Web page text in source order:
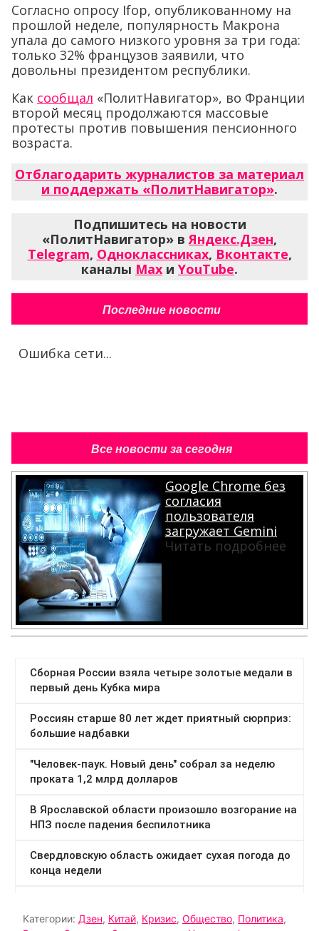
Согласно опросу Ifop, опубликованному на
прошлой неделе, популярность Макрона
упала до самого низкого уровня за три года:
только 32% французов заявили, что
довольны президентом республики.
Как сообщал «ПолитНавигатор», во Франции
второй месяц продолжаются массовые
протесты против повышения пенсионного
возраста.
Отблагодарить журналистов за материал
и поддержать «ПолитНавигатор».
Подпишитесь на новости
«ПолитНавигатор» вЯндекс.Дзен,
Telegram, Одноклассниках, Вконтакте,
каналы Max и YouTube.
Последние новости
Ошибка сети...
Все новости за сегодня
Google Chrome без
согласия
пользователя
загружает Gemini
Читать подробнее
Категории: Дзен, Китай, Кризис, Общество, Политика,